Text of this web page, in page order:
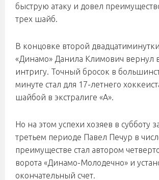
быструю атаку и довел
трех шайб.
В концовке второй
«Динамо» Данила Климович вернул
интригу. Точный бросок в
минуте стал для 17-летнего
шайбой в экстралиге «А».
Но на этом успехи хозяев в субботу
третьем периоде Павел Печур в
преимуществе стал автором
ворота «Динамо-Молодечно» и
окончательный счет.